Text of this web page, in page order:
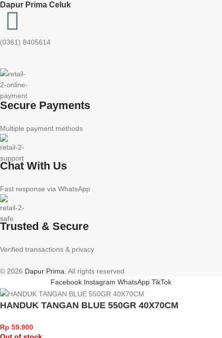
Dapur Prima Celuk
(0361) 8405614
Secure Payments
Multiple payment methods
Chat With Us
Fast response via WhatsApp
Trusted & Secure
Verified transactions & privacy
© 2026 Dapur Prima. All rights reserved
Facebook Instagram WhatsApp TikTok
HANDUK TANGAN BLUE 550GR 40X70CM
Rp 59.900
Out of stock